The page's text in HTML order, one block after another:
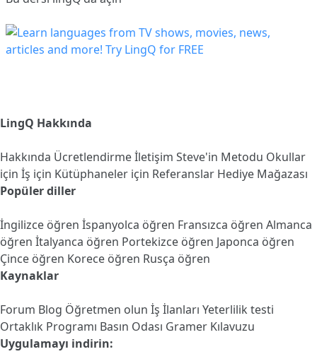
LingQ Hakkında
Hakkında Ücretlendirmeİletişim Steve'in Metodu Okullar
için İş için Kütüphaneler için Referanslar Hediye Mağazası
Popüler diller
İngilizce öğren İspanyolca öğren Fransızca öğren Almanca
öğren İtalyanca öğren Portekizce öğren Japonca öğren
Çince öğren Korece öğren Rusça öğren
Kaynaklar
Forum Blog Öğretmen olun İş İlanları Yeterlilik testi
Ortaklık Programı Basın Odası Gramer Kılavuzu
Uygulamayı indirin: